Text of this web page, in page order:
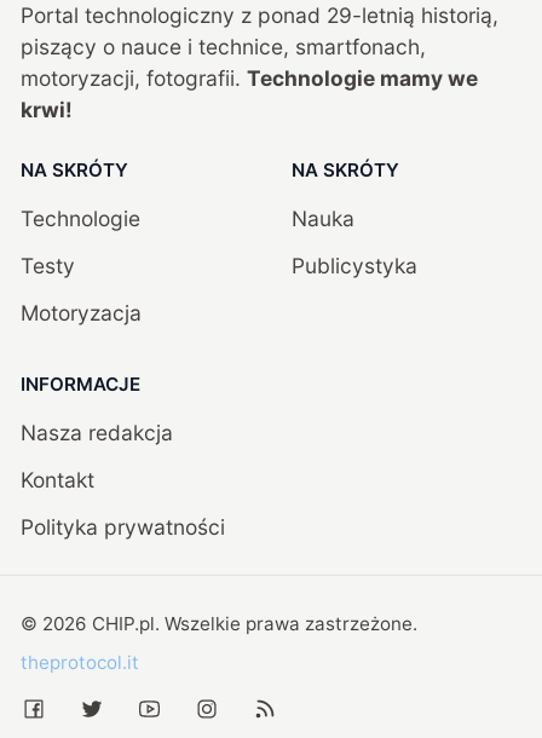
Portal technologiczny z ponad 29-letnią historią,
piszący o nauce i technice, smartfonach,
motoryzacji, fotografii. Technologie mamy we
krwi!
NA SKRÓTY
Technologie
Testy
Motoryzacja
NA SKRÓTY
Nauka
Publicystyka
INFORMACJE
Nasza redakcja
Kontakt
Polityka prywatności
© 2026 CHIP.pl. Wszelkie prawa zastrzeżone.
theprotocol.it